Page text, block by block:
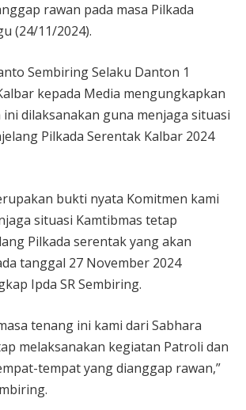
rawan pada masa Pilkada
(24/11/2024).
Sembiring Selaku Danton 1
kepada Media mengungkapkan
dilaksanakan guna menjaga situasi
Pilkada Serentak Kalbar 2024
bukti nyata Komitmen kami
situasi Kamtibmas tetap
Pilkada serentak yang akan
tanggal 27 November 2024
Ipda SR Sembiring.
tenang ini kami dari Sabhara
melaksanakan kegiatan Patroli dan
tempat yang dianggap rawan,”